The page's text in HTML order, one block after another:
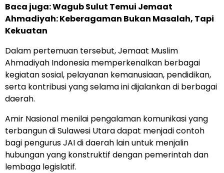
Baca juga:Wagub Sulut Temui Jemaat
Ahmadiyah: Keberagaman Bukan Masalah, Tapi
Kekuatan
Dalam pertemuan tersebut, Jemaat Muslim
Ahmadiyah Indonesia memperkenalkan berbagai
kegiatan sosial, pelayanan kemanusiaan, pendidikan,
serta kontribusi yang selama ini dijalankan di berbagai
daerah.
Amir Nasional menilai pengalaman komunikasi yang
terbangun di Sulawesi Utara dapat menjadi contoh
bagi pengurus JAI di daerah lain untuk menjalin
hubungan yang konstruktif dengan pemerintah dan
lembaga legislatif.